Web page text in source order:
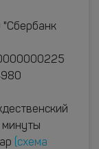
минуты
(схема